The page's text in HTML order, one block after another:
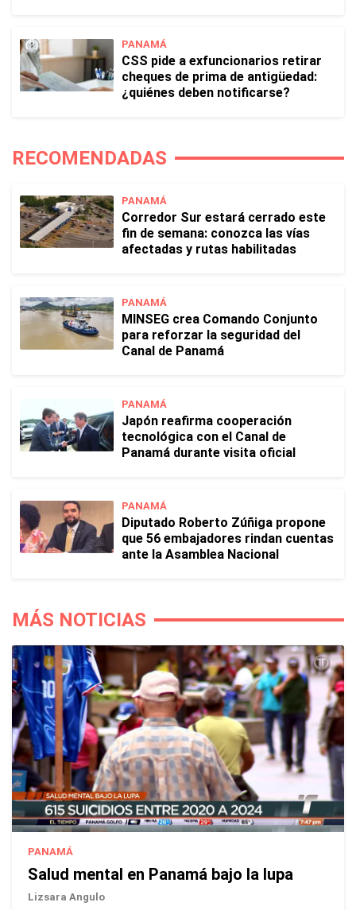
PANAMÁ
CSS pide a exfuncionarios retirar
cheques de prima de antigüedad:
¿quiénes deben notificarse?
RECOMENDADAS
PANAMÁ
Corredor Sur estará cerrado este
fin de semana: conozca las vías
afectadas y rutas habilitadas
PANAMÁ
MINSEG crea Comando Conjunto
para reforzar la seguridad del
Canal de Panamá
PANAMÁ
Japón reafirma cooperación
tecnológica con el Canal de
Panamá durante visita oficial
PANAMÁ
Diputado Roberto Zúñiga propone
que 56 embajadores rindan cuentas
ante la Asamblea Nacional
MÁS NOTICIAS
PANAMÁ
Salud mental en Panamá bajo la lupa
Lizsara Angulo